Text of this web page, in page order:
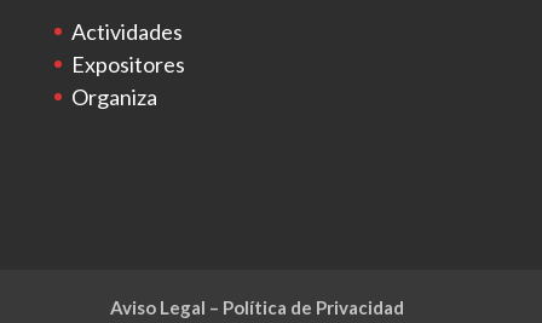
Actividades
Expositores
Organiza
Aviso Legal – Política de Privacidad